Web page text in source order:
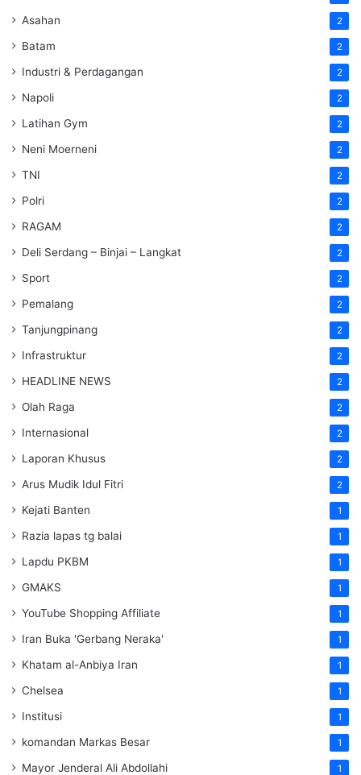
Asahan 2
Batam 2
Industri & Perdagangan 2
Napoli 2
Latihan Gym 2
Neni Moerneni 2
TNI 2
Polri 2
RAGAM 2
Deli Serdang – Binjai – Langkat 2
Sport 2
Pemalang 2
Tanjungpinang 2
Infrastruktur 2
HEADLINE NEWS 2
Olah Raga 2
Internasional 2
Laporan Khusus 2
Arus Mudik Idul Fitri 2
Kejati Banten 1
Razia lapas tg balai 1
Lapdu PKBM 1
GMAKS 1
YouTube Shopping Affiliate 1
Iran Buka 'Gerbang Neraka' 1
Khatam al-Anbiya Iran 1
Chelsea 1
Institusi 1
komandan Markas Besar 1
Mayor Jenderal Ali Abdollahi 1